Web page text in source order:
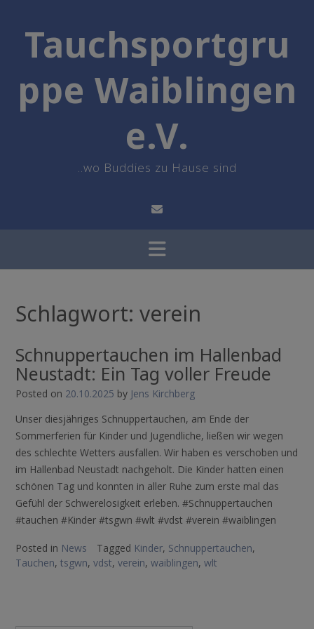
contentTauchsportgru
ppe Waiblingen
e.V.
..wo Buddies zu Hause sind
Schlagwort: verein
Schnuppertauchen im Hallenbad
Neustadt: Ein Tag voller Freude
Posted on 20.10.2025 by Jens Kirchberg
Unser diesjähriges Schnuppertauchen, am Ende der
Sommerferien für Kinder und Jugendliche, ließen wir wegen
des schlechte Wetters ausfallen. Wir haben es verschoben und
im Hallenbad Neustadt nachgeholt. Die Kinder hatten einen
schönen Tag und konnten in aller Ruhe zum erste mal das
Gefühl der Schwerelosigkeit erleben. #Schnuppertauchen
#tauchen #Kinder #tsgwn #wlt #vdst #verein #waiblingen
Posted in News Tagged Kinder, Schnuppertauchen,
Tauchen, tsgwn, vdst, verein, waiblingen, wlt